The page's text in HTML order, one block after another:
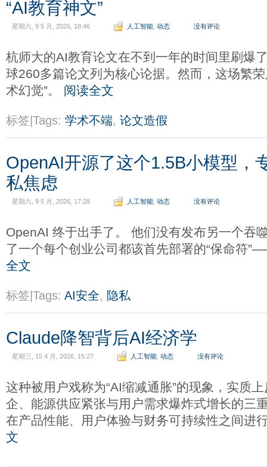
“AI教育神文”
星期六, 9 5 月, 2026, 18:46 人工智能 动态 没有评论
杭师大的AI教育论文在不到一年的时间里刷爆
球260多篇论文列为核心论据。然而，这场繁
术幻觉”。 阅读全文
标签|Tags: 学术不端, 论文造假
OpenAI开源了这个1.5B小模型，
私焦虑
星期六, 9 5 月, 2026, 17:28 人工智能 动态 没有评论
OpenAI 终于出手了。 他们没有发布另一个吞
了一个每个创业公司都该首先部署的“保命符
全文
标签|Tags: AI安全, 隐私
Claude降智背后AI经济学
星期三, 15 4 月, 2026, 15:27 人工智能 动态 没有评论
这种被用户戏称为“AI缩减通胀”的现象，实质
企、能源供应紧张与用户需求爆炸式增长的三
在产品性能、用户体验与财务可持续性之间进
文